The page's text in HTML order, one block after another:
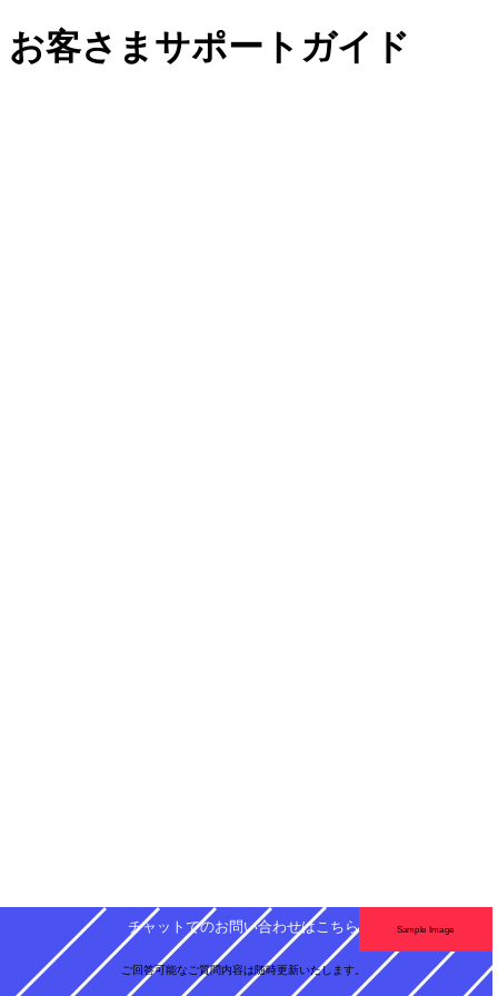
お客さまサポートガイド
チャットでのお問い合わせはこちら
ご回答可能なご質問内容は随時更新いたします。